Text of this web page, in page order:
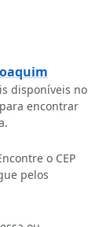
disponíveis no
encontrar
o CEP
pelos